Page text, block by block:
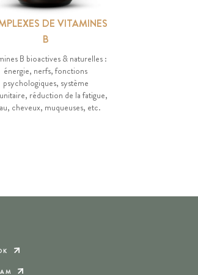
DE VITAMINES
B
B bioactives & naturelles :
énergie, nerfs, fonctions
psychologiques, système
réduction de la fatigue,
cheveux, muqueuses, etc.